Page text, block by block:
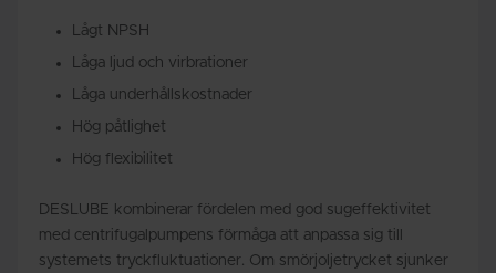
Lågt NPSH
Låga ljud och virbrationer
Låga underhållskostnader
Hög påtlighet
Hög flexibilitet
DESLUBE kombinerar fördelen med god sugeffektivitet
med centrifugalpumpens förmåga att anpassa sig till
systemets tryckfluktuationer. Om smörjoljetrycket sjunker